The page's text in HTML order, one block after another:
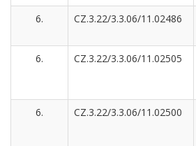
6. CZ.3.22/3.3.06/11.02486
6. CZ.3.22/3.3.06/11.02505
6. CZ.3.22/3.3.06/11.02500